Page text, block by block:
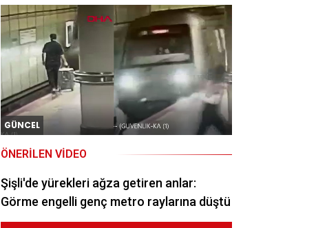
GÜNCEL
ÖNERILEN VIDEO
Şişli'de yürekleri ağza getiren anlar:
Görme engelli genç metro raylarına düştü